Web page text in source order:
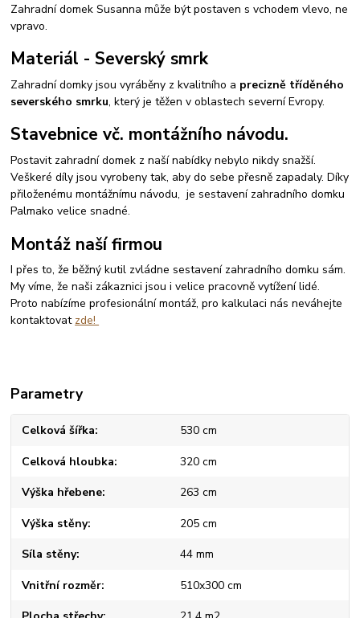
Zahradní domek Susanna může být postaven s vchodem vlevo, ne
vpravo.
Materiál - Severský smrk
Zahradní domky jsou vyráběny z kvalitního a precizně tříděného
severského smrku, který je těžen v oblastech severní Evropy.
Stavebnice vč. montážního návodu.
Postavit zahradní domek z naší nabídky nebylo nikdy snažší.
Veškeré díly jsou vyrobeny tak, aby do sebe přesně zapadaly. Díky
přiloženému montážnímu návodu, je sestavení zahradního domku
Palmako velice snadné.
Montáž naší firmou
I přes to, že běžný kutil zvládne sestavení zahradního domku sám.
My víme, že naši zákaznici jsou i velice pracovně vytížení lidé.
Proto nabízíme profesionální montáž, pro kalkulaci nás neváhejte
kontaktovat zde!
Parametry
Celková šířka 530 cm
Celková hloubka 320 cm
Výška hřebene 263 cm
Výška stěny 205 cm
Síla stěny 44 mm
Vnitřní rozměr 510x300 cm